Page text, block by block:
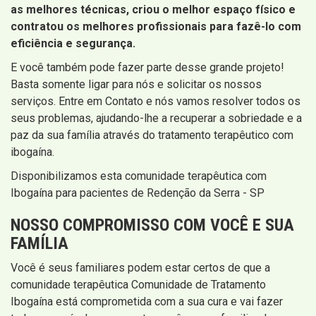
as melhores técnicas, criou o melhor espaço físico e
contratou os melhores profissionais para fazê-lo com
eficiência e segurança.
E você também pode fazer parte desse grande projeto!
Basta somente ligar para nós e solicitar os nossos
serviços. Entre em Contato e nós vamos resolver todos os
seus problemas, ajudando-lhe a recuperar a sobriedade e a
paz da sua família através do tratamento terapêutico com
ibogaína.
Disponibilizamos esta comunidade terapêutica com
Ibogaína para pacientes de Redenção da Serra - SP
NOSSO COMPROMISSO COM VOCÊ E SUA
FAMÍLIA
Você é seus familiares podem estar certos de que a
comunidade terapêutica Comunidade de Tratamento
Ibogaína está comprometida com a sua cura e vai fazer